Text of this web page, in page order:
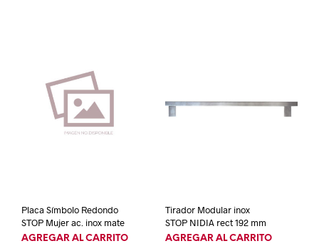
Placa Símbolo Redondo
STOP Mujer ac. inox mate
AGREGAR AL CARRITO
Tirador Modular inox
STOP NIDIA rect 192 mm
AGREGAR AL CARRITO